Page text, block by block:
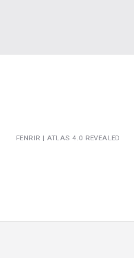
FENRIR | ATLAS 4.0 REVEALED